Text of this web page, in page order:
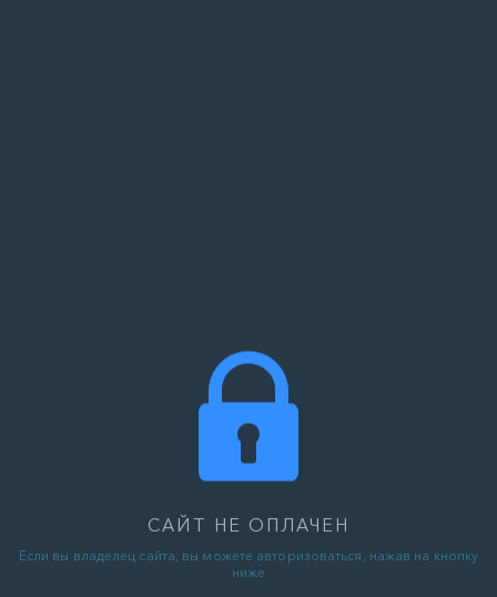
САЙТ НЕ ОПЛАЧЕН
Если вы владелец сайта, вы можете авторизоваться, нажав на кнопку
ниже